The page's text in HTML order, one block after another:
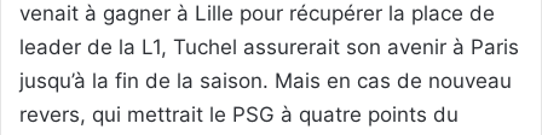
venait à gagner à Lille pour récupérer la place de
leader de la L1, Tuchel assurerait son avenir à Paris
jusqu’à la fin de la saison. Mais en cas de nouveau
revers, qui mettrait le PSG à quatre points du